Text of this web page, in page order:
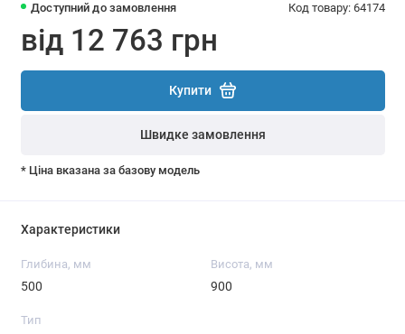
Доступний до замовлення Код товару: 64174
від 12 763 грн
Купити
Швидке замовлення
* Ціна вказана за базову модель
Характеристики
Глибина, мм
500
Висота, мм
900
Тип